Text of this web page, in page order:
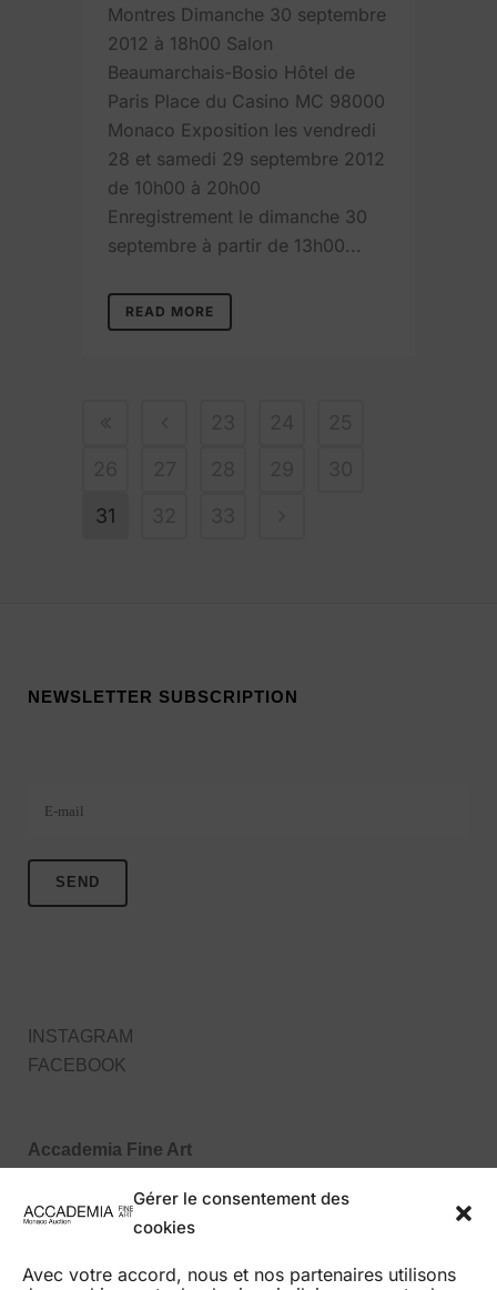
Gérer le consentement des
cookies
Avec votre accord, nous et nos partenaires utilisons
Montres Dimanche 30 septembre
2012 à 18h00 Salon
Beaumarchais-Bosio Hôtel de
Paris Place du Casino MC 98000
Monaco Exposition les vendredi
28 et samedi 29 septembre 2012
de 10h00 à 20h00
Enregistrement le dimanche 30
septembre à partir de 13h00...
READ MORE
31
NEWSLETTER SUBSCRIPTION
INSTAGRAM
FACEBOOK
Accademia Fine Art
98000 Monaco MC
Tel : +377 99 99 86 70